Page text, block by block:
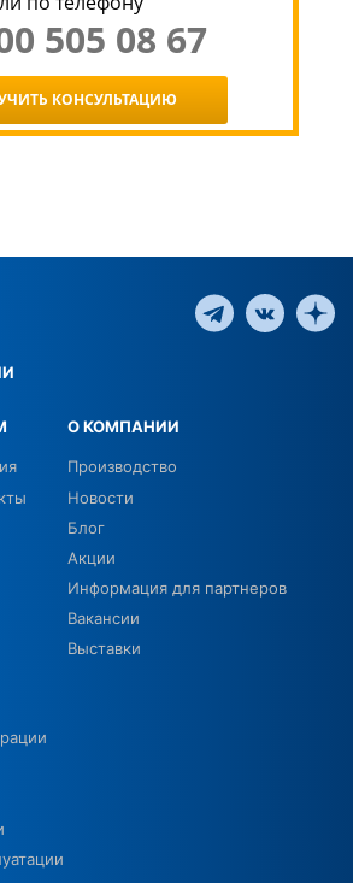
505 08 67
КОНСУЛЬТАЦИЮ
О КОМПАНИИ
Производство
Новости
Блог
Акции
Информация для партнеров
Вакансии
Выставки